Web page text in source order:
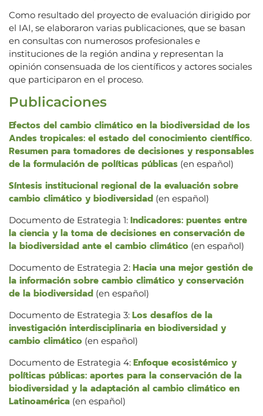
Como resultado del proyecto de evaluación dirigido por
el IAI, se elaboraron varias publicaciones, que se basan
en consultas con numerosos profesionales e
instituciones de la región andina y representan la
opinión consensuada de los científicos y actores sociales
que participaron en el proceso.
Publicaciones
Efectos del cambio climático en la biodiversidad de los
Andes tropicales: el estado del conocimiento científico.
Resumen para tomadores de decisiones y responsables
de la formulación de políticas públicas (en español)
Síntesis institucional regional de la evaluación sobre
cambio climático y biodiversidad (en español)
Documento de Estrategia 1: Indicadores: puentes entre
la ciencia y la toma de decisiones en conservación de
la biodiversidad ante el cambio climático (en español)
Documento de Estrategia 2: Hacia una mejor gestión de
la información sobre cambio climático y conservación
de la biodiversidad (en español)
Documento de Estrategia 3: Los desafíos de la
investigación interdisciplinaria en biodiversidad y
cambio climático (en español)
Documento de Estrategia 4: Enfoque ecosistémico y
políticas públicas: aportes para la conservación de la
biodiversidad y la adaptación al cambio climático en
Latinoamérica (en español)